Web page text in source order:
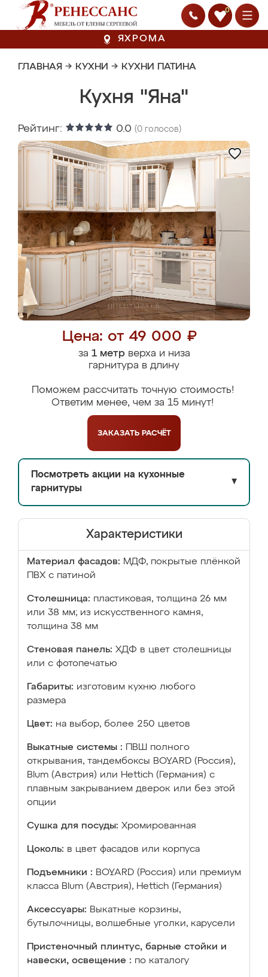
0
ЯХРОМА
ГЛАВНАЯ → КУХНИ → КУХНИ ПАТИНА
Кухня "Яна"
Рейтинг: 0.0 (0 голосов)
Цена: от 49 000 ₽
за 1 метрверха и низа
гарнитура в длину
Поможем рассчитать точную стоимость!
Ответим менее, чем за 15 минут!
ЗАКАЗАТЬ РАСЧЁТ
Посмотреть акции на кухонные
гарнитуры
▼
Характеристики
Материал фасадов: МДФ, покрытые плёнкой
ПВХ с патиной
Столешница: пластиковая, толщина 26 мм
или 38 мм; из искусственного камня,
толщина 38 мм
Стеновая панель: ХДФ в цвет столешницы
или с фотопечатью
Габариты: изготовим кухню любого
размера
Цвет: на выбор, более 250 цветов
Выкатные системы :
ПВШ полного
открывания, тандембоксы BOYARD (Россия),
Blum (Австрия) или Hettich (Германия) с
плавным закрыванием дверок или без этой
опции
Сушка для посуды: Хромированная
Цоколь: в цвет фасадов или корпуса
Подъемники : BOYARD (Россия) или премиум
класса Blum (Австрия), Hettich (Германия)
Аксессуары: Выкатные корзины,
бутылочницы, волшебные уголки, карусели
Пристеночный плинтус, барные стойки и
навески, освещение : по каталогу